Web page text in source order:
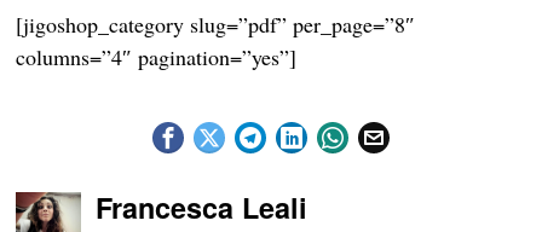
[jigoshop_category slug=”pdf” per_page=”8″
columns=”4″ pagination=”yes”]
Francesca Leali